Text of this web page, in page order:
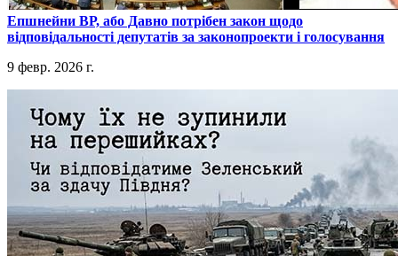
​Епшнейни ВР, або Давно потрібен закон щодо
відповідальності депутатів за законопроекти і голосування
9 февр. 2026 г.